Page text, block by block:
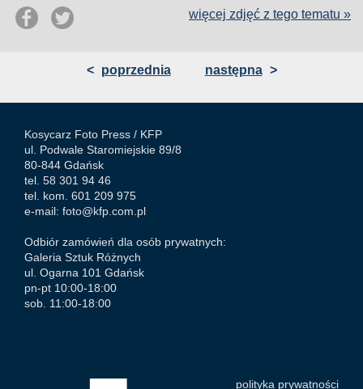
więcej zdjęć z tego tematu »
< poprzednia następna >
Kosycarz Foto Press / KFP
ul. Podwale Staromiejskie 89/8
80-844 Gdańsk
tel. 58 301 94 46
tel. kom. 601 209 975
e-mail: foto@kfp.com.pl
Odbiór zamówień dla osób prywatnych:
Galeria Sztuk Różnych
ul. Ogarna 101 Gdańsk
pn-pt 10:00-18:00
sob. 11:00-18:00
polityka prywatności